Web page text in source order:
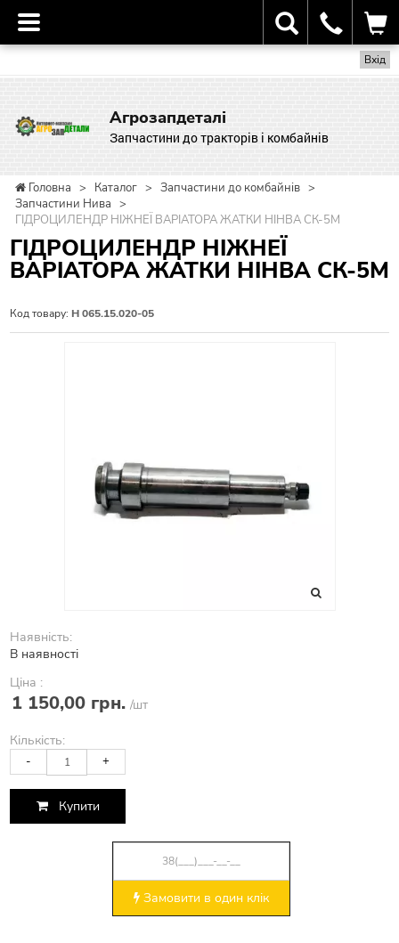
Вхід
Агрозапдеталі
Запчастини до тракторів і комбайнів
Головна > Каталог > Запчастини до комбайнів >
Запчастини Нива >
ГІДРОЦИЛЕНДР НІЖНЕЇ ВАРІАТОРА ЖАТКИ НІНВА СК-5М
ГІДРОЦИЛЕНДР НІЖНЕЇ
ВАРІАТОРА ЖАТКИ НІНВА СК-5М
Код товару: Н 065.15.020-05
Наявність:
В наявності
Ціна :
1 150,00 грн. /шт
Кількість:
- +
Купити
Замовити в один клік